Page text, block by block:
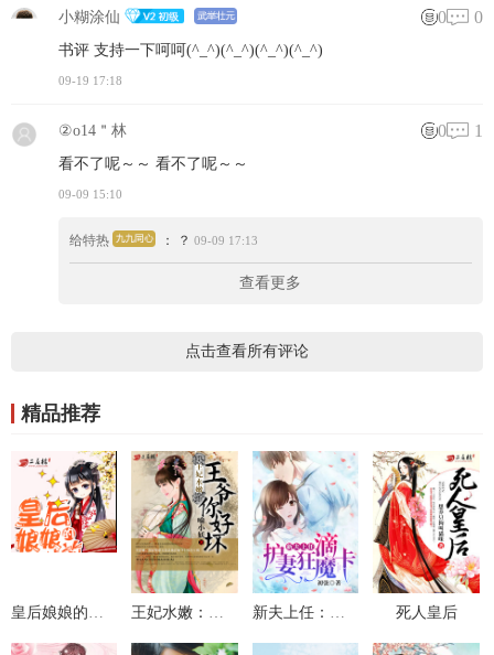
小糊涂仙 0 0
书评 支持一下呵呵(^_^)(^_^)(^_^)(^_^)
09-19 17:18
②o14＂林 0 1
看不了呢～～ 看不了呢～～
09-09 15:10
给特热 ： ？ 09-09 17:13
查看更多
点击查看所有评论
精品推荐
死人皇后